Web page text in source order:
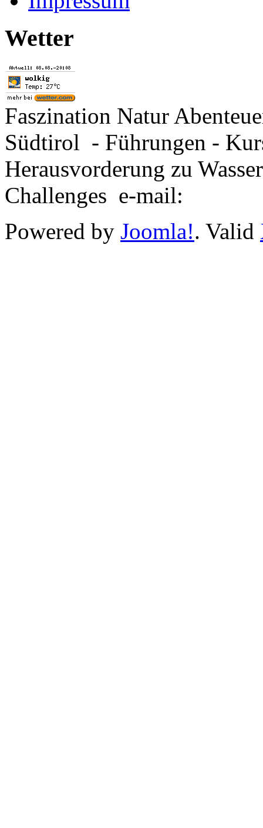
Wetter
Faszination Natur
Südtirol - Führungen -
Herausvorderung zu
Challenges e-mail:
Powered by Joomla!. Valid